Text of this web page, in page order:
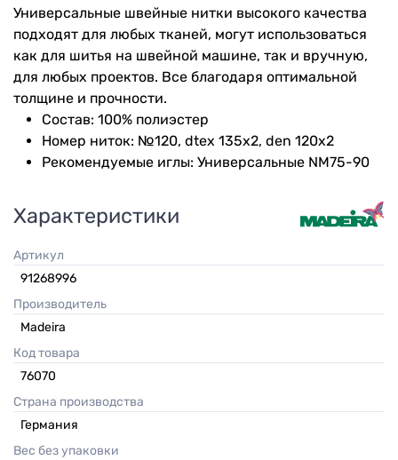
Универсальные швейные нитки высокого качества
подходят для любых тканей, могут использоваться
как для шитья на швейной машине, так и вручную,
для любых проектов. Все благодаря оптимальной
толщине и прочности.
Состав: 100% полиэстер
Номер ниток: №120, dtex 135x2, den 120x2
Рекомендуемые иглы: Универсальные NM75-90
Характеристики
Артикул
91268996
Производитель
Madeira
Код товара
76070
Страна производства
Германия
Вес без упаковки